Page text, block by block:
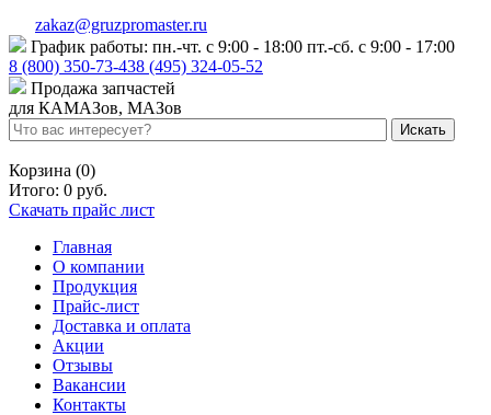
zakaz@gruzpromaster.ru
График работы: пн.-чт. с 9:00 - 18:00 пт.-сб. с 9:00 - 17:00
8 (800) 350-73-438 (495) 324-05-52
Продажа запчастей
для КАМАЗов, МАЗов
Корзина (0)
Итого: 0 руб.
Скачать прайс лист
Главная
О компании
Продукция
Прайс-лист
Доставка и оплата
Акции
Отзывы
Вакансии
Контакты